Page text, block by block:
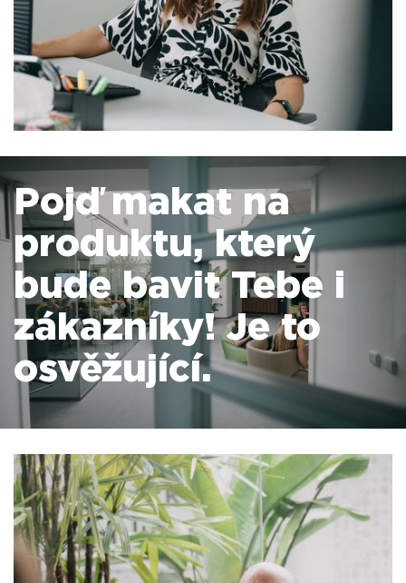
Pojď makat na
produktu, který
bude bavit Tebe i
zákazníky! Je to
osvěžující.